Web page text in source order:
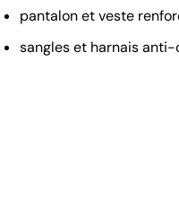
pantalon et veste
sangles et harnais